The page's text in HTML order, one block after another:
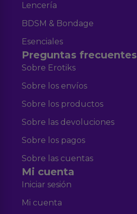
Lencería
BDSM & Bondage
Esenciales
Preguntas frecuentes
Sobre Erotiks
Sobre los envíos
Sobre los productos
Sobre las devoluciones
Sobre los pagos
Sobre las cuentas
Mi cuenta
Iniciar sesión
Mi cuenta